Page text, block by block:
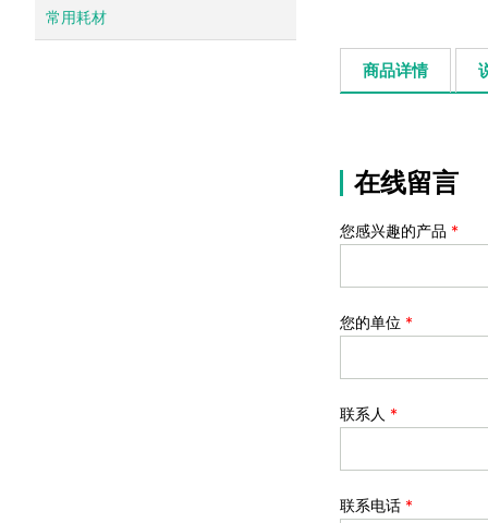
常用耗材
商品详情
在线留言
您感兴趣的产品 *
您的单位 *
联系人 *
联系电话 *